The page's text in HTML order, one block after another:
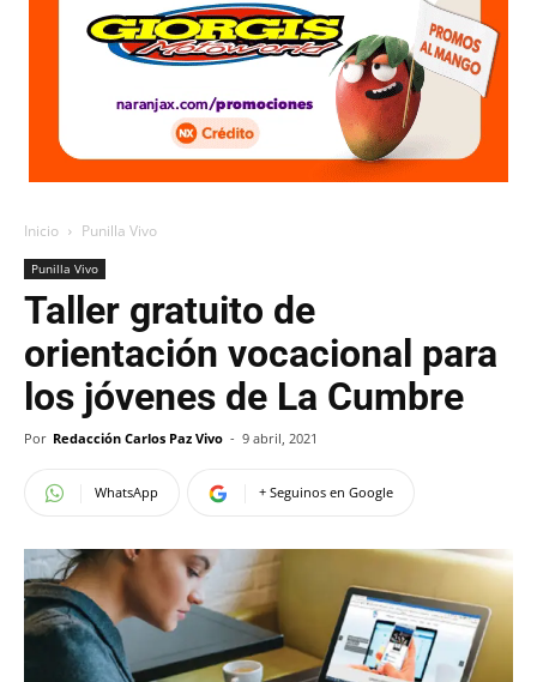
Inicio Punilla Vivo
Punilla Vivo
Taller gratuito de
orientación vocacional para
los jóvenes de La Cumbre
Por Redacción Carlos Paz Vivo - 9 abril, 2021
WhatsApp + Seguinos en Google